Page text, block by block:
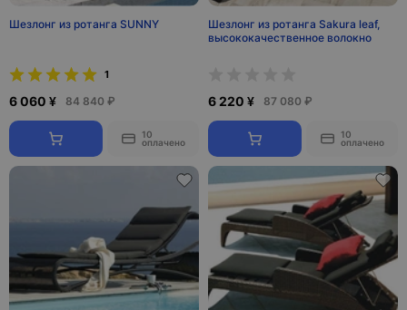
Шезлонг из ротанга SUNNY
1
6 060 ¥ 84 840 ₽
10
оплачено
Шезлонг из ротанга Sakura leaf,
высококачественное волокно
6 220 ¥ 87 080 ₽
10
оплачено